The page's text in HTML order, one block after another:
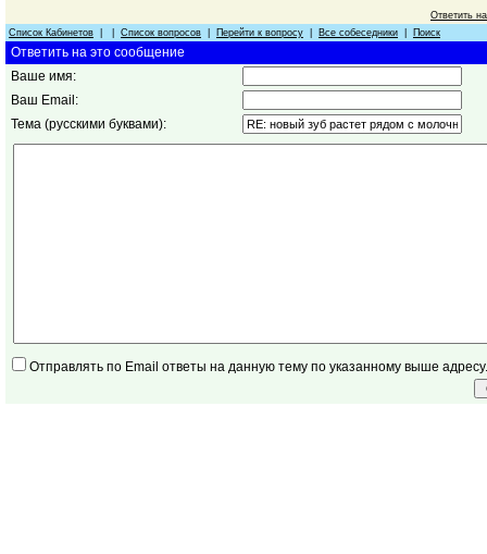
Ответить
Список Кабинетов
Список вопросов Перейти к вопросу Все собеседники Поиск
Ответить на это сообщение
Ваше имя:
Ваш Email:
Тема (русскими буквами):
Отправлять по Email ответы на данную тему по указанному выше адресу.